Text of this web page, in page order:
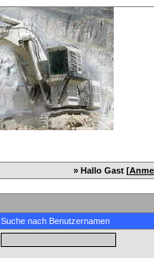
» Hallo Gast [
Suche nach Benutzernamen